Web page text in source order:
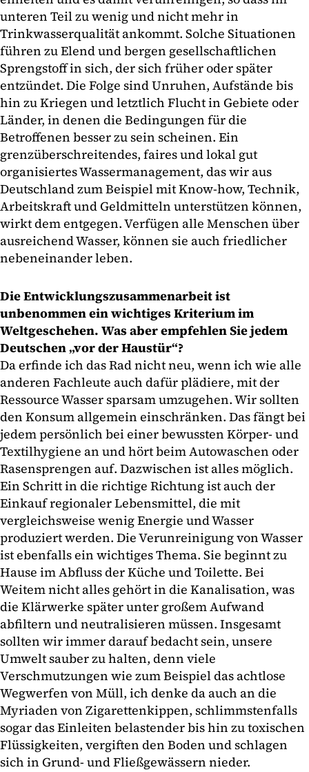
unteren Teil zu wenig und nicht mehr in
Trinkwasserqualität ankommt. Solche Situationen
führen zu Elend und bergen gesellschaftlichen
Sprengstoff in sich, der sich früher oder später
entzündet. Die Folge sind Unruhen, Aufstände bis
hin zu Kriegen und letztlich Flucht in Gebiete oder
Länder, in denen die Bedingungen für die
Betroffenen besser zu sein scheinen. Ein
grenzüberschreitendes, faires und lokal gut
organisiertes Wassermanagement, das wir aus
Deutschland zum Beispiel mit Know-how, Technik,
Arbeitskraft und Geldmitteln unterstützen können,
wirkt dem entgegen. Verfügen alle Menschen über
ausreichend Wasser, können sie auch friedlicher
nebeneinander leben.
Die Entwicklungszusammenarbeit ist
unbenommen ein wichtiges Kriterium im
Weltgeschehen. Was aber empfehlen Sie jedem
Deutschen „vor der Haustür“?
Da erfinde ich das Rad nicht neu, wenn ich wie alle
anderen Fachleute auch dafür plädiere, mit der
Ressource Wasser sparsam umzugehen. Wir sollten
den Konsum allgemein einschränken. Das fängt bei
jedem persönlich bei einer bewussten Körper- und
Textilhygiene an und hört beim Autowaschen oder
Rasensprengen auf. Dazwischen ist alles möglich.
Ein Schritt in die richtige Richtung ist auch der
Einkauf regionaler Lebensmittel, die mit
vergleichsweise wenig Energie und Wasser
produziert werden. Die Verunreinigung von Wasser
ist ebenfalls ein wichtiges Thema. Sie beginnt zu
Hause im Abfluss der Küche und Toilette. Bei
Weitem nicht alles gehört in die Kanalisation, was
die Klärwerke später unter großem Aufwand
abfiltern und neutralisieren müssen. Insgesamt
sollten wir immer darauf bedacht sein, unsere
Umwelt sauber zu halten, denn viele
Verschmutzungen wie zum Beispiel das achtlose
Wegwerfen von Müll, ich denke da auch an die
Myriaden von Zigarettenkippen, schlimmstenfalls
sogar das Einleiten belastender bis hin zu toxischen
Flüssigkeiten, vergiften den Boden und schlagen
sich in Grund- und Fließgewässern nieder.